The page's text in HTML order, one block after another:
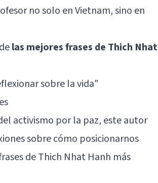
no solo en Vietnam, sino en
las mejores frases de Thich Nhat
sobre la vida"
activismo por la paz, este autor
sobre cómo posicionarnos
de Thich Nhat Hanh más